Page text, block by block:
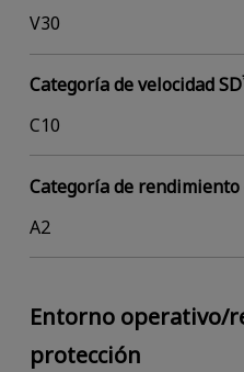
V30
Categoría de velocidad SD
C10
Categoría de
A2
Entorno operativo/
protección